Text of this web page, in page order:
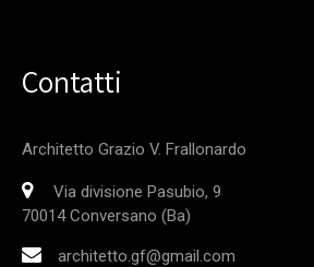
Contatti
Architetto Grazio V. Frallonardo
Via divisione Pasubio, 9
70014 Conversano (Ba)
architetto.gf@gmail.com